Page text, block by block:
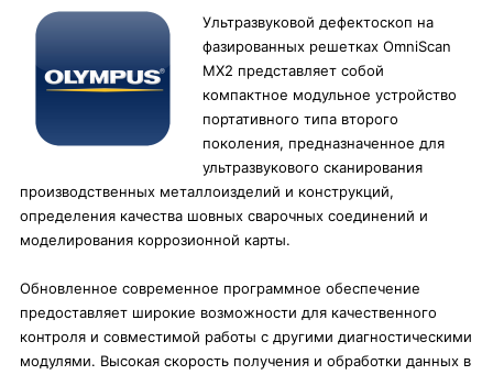
Ультразвуковой дефектоскоп на
фазированных решетках OmniScan
MX2 представляет собой
компактное модульное устройство
портативного типа второго
поколения, предназначенное для
ультразвукового сканирования
производственных металлоизделий и конструкций,
определения качества шовных сварочных соединений и
моделирования коррозионной карты.
Обновленное современное программное обеспечение
предоставляет широкие возможности для качественного
контроля и совместимой работы с другими диагностическими
модулями. Высокая скорость получения и обработки данных в